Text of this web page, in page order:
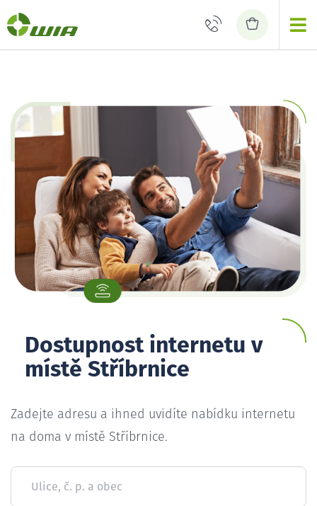
Dostupnost internetu v
místě Stříbrnice
Zadejte adresu a ihned uvidíte nabídku internetu
na doma v místě Stříbrnice.
Ulice, č. p. a obec